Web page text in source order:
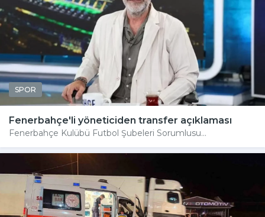
SPOR
Fenerbahçe'li yöneticiden transfer açıklaması
Fenerbahçe Kulübü Futbol Şubeleri Sorumlusu...